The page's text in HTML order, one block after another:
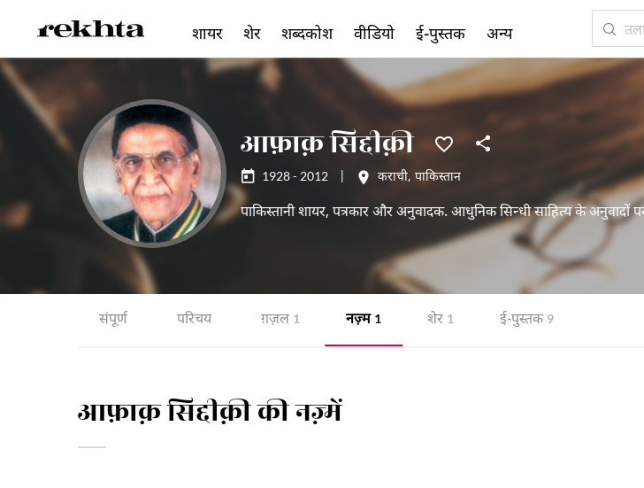
आफ़ाक़ सिद्दीक़ी
1928 - 2012 कराची, पाकिस्तान
पाकिस्तानी शायर, पत्रकार और अनुवादक. आधुनिक सिन्धी साहित्य के अनुवादों
संपूर्ण परिचय ग़ज़ल 1 नज़्म 1 शेर 1 ई-पुस्तक 9
आफ़ाक़ सिद्दीक़ी की नज़्में
शायर शेर शब्दकोश वीडियो ई-पुस्तक अन्य